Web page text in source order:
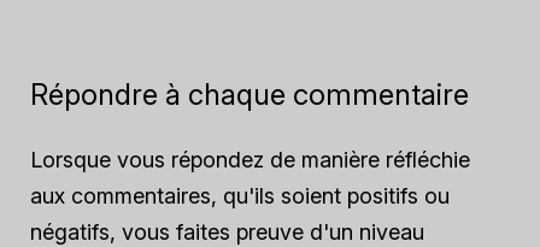
Répondre à chaque commentaire
Lorsque vous répondez de manière réfléchie
aux commentaires, qu'ils soient positifs ou
négatifs, vous faites preuve d'un niveau